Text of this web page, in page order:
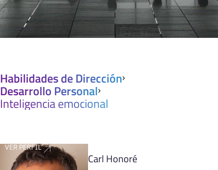
Habilidades de Dirección
Desarrollo Personal
Inteligencia emocional
VER PERFIL
Carl Honoré